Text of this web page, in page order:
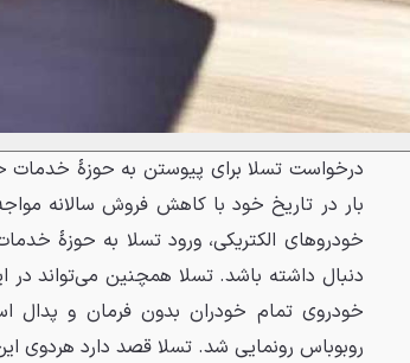
درخواست تسلا برای پیوستن به حوزهٔ
بار در تاریخ خود با کاهش فروش سالانه
خودروهای الکتریکی، ورود تسلا به حوزهٔ
دنبال داشته باشد. تسلا همچنین می‌تواند در
خودروی تمام خودران بدون فرمان و
روبوباس رونمایی شد. تسلا قصد دارد هردوی